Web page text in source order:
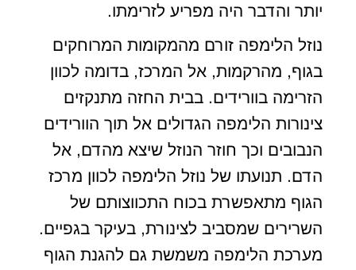
יותר והדבר היה מפריע לזרימתו.
נוזל הלימפה זורם מהמקומות המרוחקים
בגוף, מהרקמות, אל המרכז, בדומה לכוון
הזרימה בוורידים. בבית החזה מתנקזים
צינורות הלימפה הגדולים אל תוך הוורידים
הנבובים וכך חוזר הנוזל שיצא מהדם, אל
הדם. תנועתו של נוזל הלימפה לכוון מרכז
הגוף מתאפשרת בכוח התכווצותם של
השרירים שמסביב לצינורת, בעיקר בגפיים.
מערכת הלימפה משמשת גם להגנת הגוף